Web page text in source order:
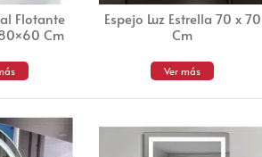
Flotante
Cm
Espejo Luz Estrella 70 x 70
Cm
Ver más